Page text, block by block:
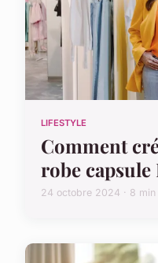
LIFESTYLE
Comment
robe capsule
24 octobre 2024 · 8 min